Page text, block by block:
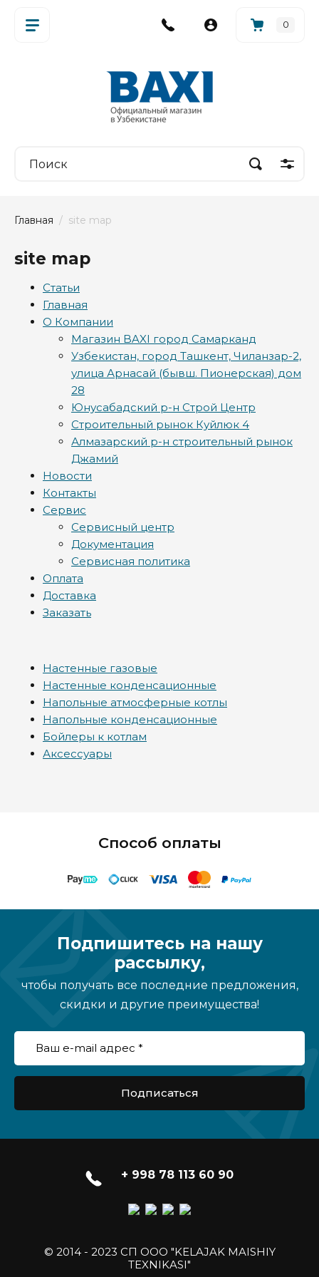
0
Главная /  site map
site map
Статьи
Главная
О Компании
Магазин BAXI город Самарканд
Узбекистан, город Ташкент, Чиланзар-2,
улица Арнасай (бывш. Пионерская) дом
28
Юнусабадский р-н Строй Центр
Строительный рынок Куйлюк 4
Алмазарский р-н строительный рынок
Джамий
Новости
Контакты
Сервис
Сервисный центр
Документация
Сервисная политика
Оплата
Доставка
Заказать
Настенные газовые
Настенные конденсационные
Напольные атмосферные котлы
Напольные конденсационные
Бойлеры к котлам
Аксессуары
Способ оплаты
Подпишитесь на нашу
рассылку,
чтобы получать все последние предложения,
скидки и другие преимущества!
Подписаться
+ 998 78 113 60 90
© 2014 - 2023 СП ООО "KELAJAK MAISHIY
TEXNIKASI"